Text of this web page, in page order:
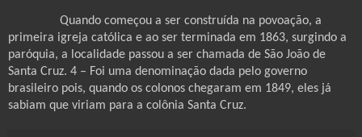
Quando começou a ser construída na povoação, a
primeira igreja católica e ao ser terminada em 1863, surgindo a
paróquia, a localidade passou a ser chamada de São João de
Santa Cruz. 4 – Foi uma denominação dada pelo governo
brasileiro pois, quando os colonos chegaram em 1849, eles já
sabiam que viriam para a colônia Santa Cruz.